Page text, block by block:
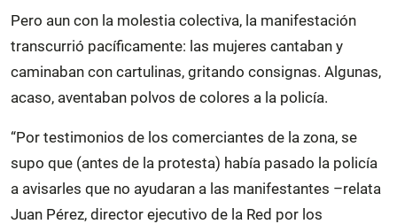
Pero aun con la molestia colectiva, la manifestación
transcurrió pacíficamente: las mujeres cantaban y
caminaban con cartulinas, gritando consignas. Algunas,
acaso, aventaban polvos de colores a la policía.
“Por testimonios de los comerciantes de la zona, se
supo que (antes de la protesta) había pasado la policía
a avisarles que no ayudaran a las manifestantes –relata
Juan Pérez, director ejecutivo de la Red por los